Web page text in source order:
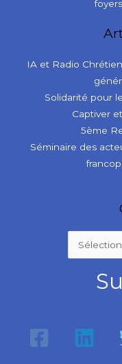
IA et Radio
Solidarité pour
Captiver
5ème
Séminaire des